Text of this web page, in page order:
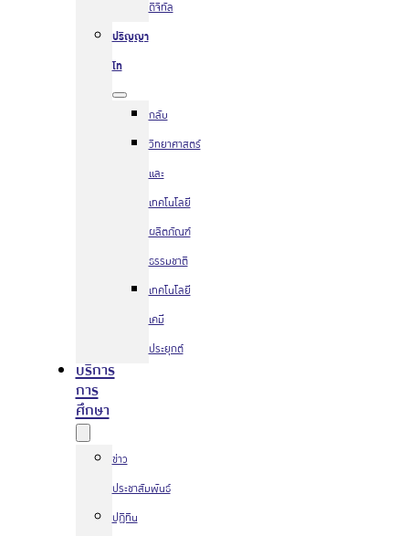
ดิจิทัล
ปริญญา
โท
กลับ
วิทยาศาสตร์
และ
เทคโนโลยี
ผลิตภัณฑ์
ธรรมชาติ
เทคโนโลยี
เคมี
ประยุกต์
บริการ
การ
ศึกษา
ข่าว
ประชาสัมพันธ์
ปฏิทิน